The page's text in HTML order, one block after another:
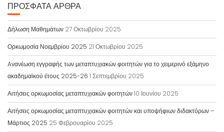
ΠΡΌΣΦΑΤΑ ΆΡΘΡΑ
Δήλωση Μαθημάτων 27 Οκτωβρίου 2025
Ορκωμοσία Νοεμβρίου 2025 21 Οκτωβρίου 2025
Aνανέωση εγγραφής των μεταπτυχιακών φοιτητών για το χειμερινό εξάμηνο
ακαδημαϊκού έτους 2025-26 1 Σεπτεμβρίου 2025
Αιτήσεις ορκωμοσίας μεταπτυχιακών φοιτητών10 Ιουνίου 2025
Αιτήσεις ορκωμοσίας μεταπτυχιακών φοιτητών και υποψήφιων διδακτόρων –
Μάρτιος 2025 25 Φεβρουαρίου 2025